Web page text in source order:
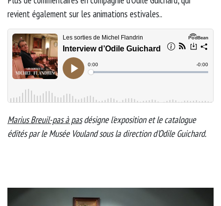
revient également sur les animations estivales..
Marius Breuil-pas à pasdésigne l'exposition et le catalogue
édités par le Musée Vouland sous la direction d'Odile Guichard.